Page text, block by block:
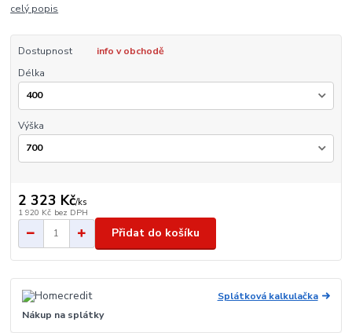
celý popis
Dostupnost
info v obchodě
Délka
Výška
2 323 Kč/ks
1 920 Kč bez DPH
Přidat do košíku
Splátková kalkulačka
Nákup na splátky